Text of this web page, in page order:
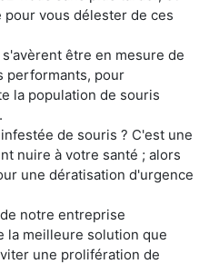
vous délester de ces
être en mesure de
performants, pour
la population de souris
de souris ? C'est une
nuire à votre santé ; alors
une dératisation d'urgence
notre entreprise
la meilleure solution que
une prolifération de